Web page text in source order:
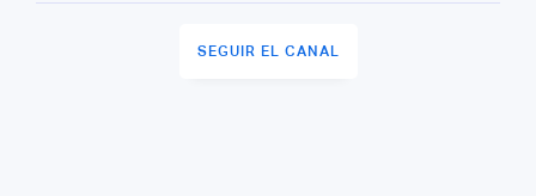
SEGUIR EL CANAL